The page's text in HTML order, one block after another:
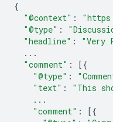
{
"@context" :
"@type" :
"headline" : "Very
...
"comment" :
[{
"@type" :
"text" : "This
...
"comment" :
[{